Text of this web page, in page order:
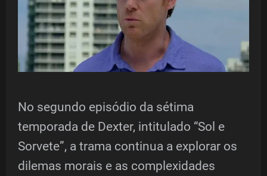
No segundo episódio da sétima
temporada de Dexter, intitulado “Sol e
Sorvete”, a trama continua a explorar os
dilemas morais e as complexidades